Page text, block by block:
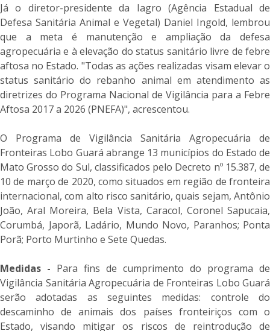
Já o diretor-presidente da Iagro (Agência Estadual de
Defesa Sanitária Animal e Vegetal) Daniel Ingold, lembrou
que a meta é manutenção e ampliação da defesa
agropecuária e à elevação do status sanitário livre de febre
aftosa no Estado. "Todas as ações realizadas visam elevar o
status sanitário do rebanho animal em atendimento as
diretrizes do Programa Nacional de Vigilância para a Febre
Aftosa 2017 a 2026 (PNEFA)", acrescentou.
O Programa de Vigilância Sanitária Agropecuária de
Fronteiras Lobo Guará abrange 13 municípios do Estado de
Mato Grosso do Sul, classificados pelo Decreto nº 15.387, de
10 de março de 2020, como situados em região de fronteira
internacional, com alto risco sanitário, quais sejam, Antônio
João, Aral Moreira, Bela Vista, Caracol, Coronel Sapucaia,
Corumbá, Japorã, Ladário, Mundo Novo, Paranhos; Ponta
Porã; Porto Murtinho e Sete Quedas.
Medidas - Para fins de cumprimento do programa de
Vigilância Sanitária Agropecuária de Fronteiras Lobo Guará
serão adotadas as seguintes medidas: controle do
descaminho de animais dos países fronteiriços com o
Estado, visando mitigar os riscos de reintrodução de